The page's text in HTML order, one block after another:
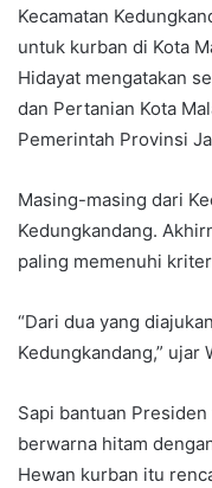
Kecamatan
untuk kurban di Kota
Hidayat mengatakan
dan Pertanian Kota
Pemerintah Provinsi
Masing-masing dari
Kedungkandang.
paling memenuhi
“Dari dua yang
Kedungkandang,” ujar
Sapi bantuan
berwarna hitam
Hewan kurban itu